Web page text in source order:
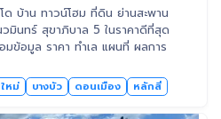
ด บ้าน ทาวน์โฮม ที่ดิน ย่านสะพาน
ข้อมูล ราคา ทำเล แผนที่ ผลการ
หม่ บางบัว ดอนเมือง หลักสี่